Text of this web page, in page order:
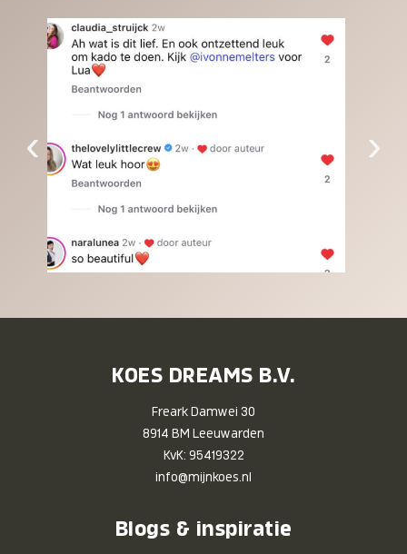
‹ ›
KOES DREAMS B.V.
Freark Damwei 30
8914 BM Leeuwarden
KvK: 95419322
info@mijnkoes.nl
Blogs & inspiratie